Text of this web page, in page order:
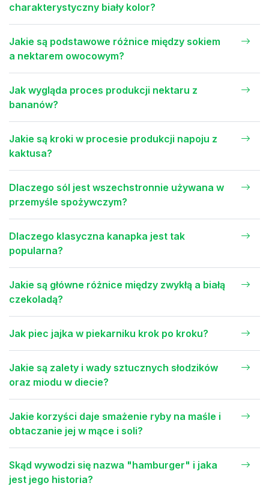
charakterystyczny biały kolor?
Jakie są podstawowe różnice między sokiem
a nektarem owocowym?
Jak wygląda proces produkcji nektaru z
bananów?
Jakie są kroki w procesie produkcji napoju z
kaktusa?
Dlaczego sól jest wszechstronnie używana w
przemyśle spożywczym?
Dlaczego klasyczna kanapka jest tak
popularna?
Jakie są główne różnice między zwykłą a białą
czekoladą?
Jak piec jajka w piekarniku krok po kroku?
Jakie są zalety i wady sztucznych słodzików
oraz miodu w diecie?
Jakie korzyści daje smażenie ryby na maśle i
obtaczanie jej w mące i soli?
Skąd wywodzi się nazwa "hamburger" i jaka
jest jego historia?